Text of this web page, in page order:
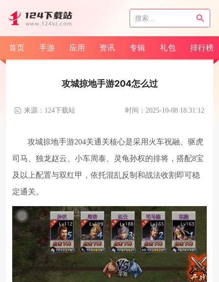
首页 手游 应用 资讯 专辑 礼包 排行榜
攻城掠地手游204怎么过
来源：124下载站 时间：2025-10-08 18:31:12
攻城掠地手游204关通关核心是采用火车祝融、驱虎
司马、独龙赵云、小车周泰、灵龟孙权的排将，搭配8宝
及以上配置与双红甲，依托混乱反制和战法收割即可稳
定通关。